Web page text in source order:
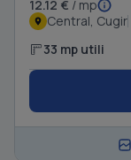
12.12 € / mp
Central, Cugir
33 mp utili